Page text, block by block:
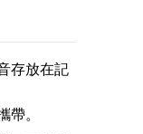
存放在記
帶。